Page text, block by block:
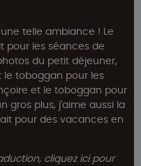
telle ambiance ! Le
pour les séances de
du petit déjeuner,
le toboggan pour les
et le toboggan pour
gros plus, j'aime aussi la
pour des vacances en
cliquez ici pour